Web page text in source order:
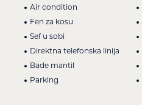
Air condition
Fen za kosu
Sef u sobi
Direktna telefonska linija
Bade mantil
Parking